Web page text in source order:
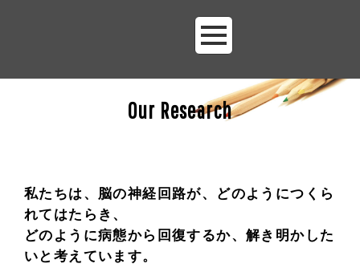
Our Research
私たちは、脳の神経回路が、どのようにつくら
れてはたらき、
どのように病態から回復するか、解き明かした
いと考えています。